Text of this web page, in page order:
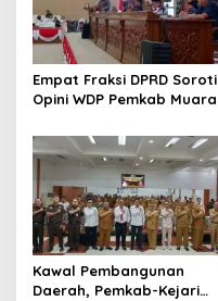
Empat Fraksi DPRD Soroti
Opini WDP Pemkab Muara
Kelola Keuangan
Kawal Pembangunan
Daerah, Pemkab-Kejari